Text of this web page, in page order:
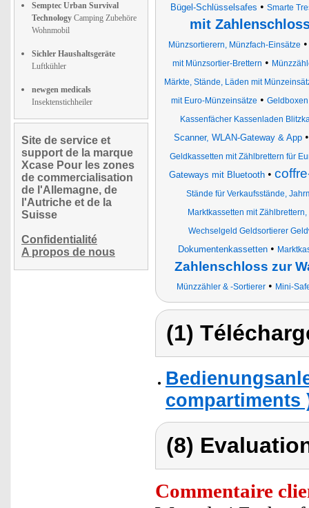
Semptec Urban Survival
Technology Camping Zubehöre
Wohnmobil
Sichler Haushaltsgeräte
Luftkühler
newgen medicals
Insektenstichheiler
Site de service et
support de la marque
Xcase Pour les zones
de commercialisation
de l'Allemagne, de
l'Autriche et de la
Suisse
Confidentialité
A propos de nous
Bügel-Schlüsselsafes • Smarte
mit
Münzsortierern, Münzfach-Einsätze
mit Münzsortier-Brettern •
Märkte, Stände, Läden mit
mit Euro-Münzeinsätze •
Kassenfächer Kassenladen
Scanner, WLAN-Gateway & App
Geldkassetten mit Zählbrettern für
Gateways mit Bluetooth •
Stände für Verkaufsstände,
Marktkassetten mit
Wechselgeld Geldsortierer
Dokumentenkassetten•
Zahlenschloss zur
Münzzähler & -Sortierer • Mini-
(1)
compartiments
(8)
Commentaire